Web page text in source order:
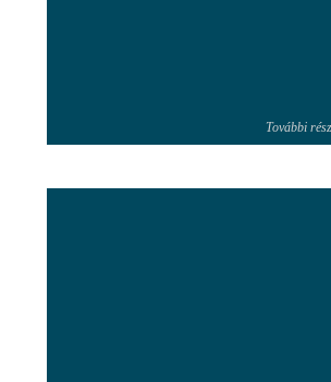
További